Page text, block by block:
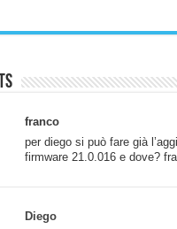
franco
per diego si può fare già
firmware 21.0.016 e dove?
Diego